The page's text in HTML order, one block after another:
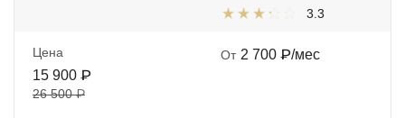
3.3
Цена
15 900 ₽
26 500 ₽
От 2 700 ₽/мес